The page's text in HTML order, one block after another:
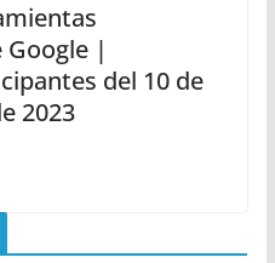
|
del 10 de
2023